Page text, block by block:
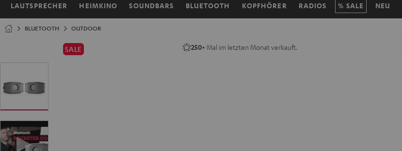
LAUTSPRECHER HEIMKINO SOUNDBARS BLUETOOTH KOPFHÖRER RADIOS SALE NEU
Startseite
BLUETOOTH OUTDOOR
250+Mal im letzten Monat verkauft.
SALE